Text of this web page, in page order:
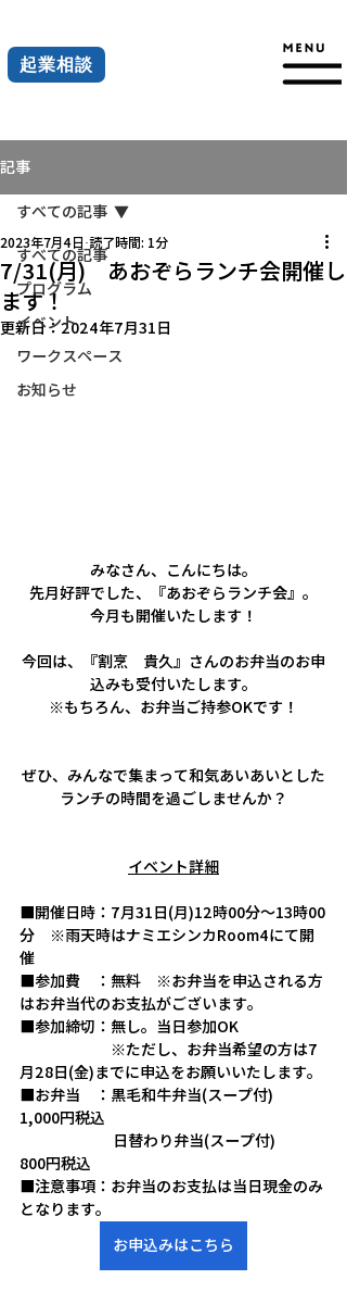
起業相談
記事
すべての記事
プログラム
イベント
ワークスペース
お知らせ
すべての記事
7/31(月) あおぞらランチ会開催し
ます！
2023年7月4日 読了時間: 1分
更新日：2024年7月31日
みなさん、こんにちは。
先月好評でした、『あおぞらランチ会』。
今月も開催いたします！
今回は、『割烹　貴久』さんのお弁当のお申
込みも受付いたします。
※もちろん、お弁当ご持参OKです！
ぜひ、みんなで集まって和気あいあいとした
ランチの時間を過ごしませんか？
イベント詳細
■開催日時：7月31日(月)12時00分～13時00
分　※雨天時はナミエシンカRoom4にて開
催
■参加費　：無料　※お弁当を申込される方
はお弁当代のお支払がございます。
■参加締切：無し。当日参加OK
※ただし、お弁当希望の方は7
月28日(金)までに申込をお願いいたします。
■お弁当　：黒毛和牛弁当(スープ付)
1,000円税込
日替わり弁当(スープ付)
800円税込
■注意事項：お弁当のお支払は当日現金のみ
となります。
お申込みはこちら